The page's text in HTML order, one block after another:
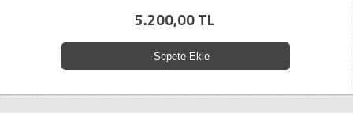
5.200,00 TL
Sepete Ekle